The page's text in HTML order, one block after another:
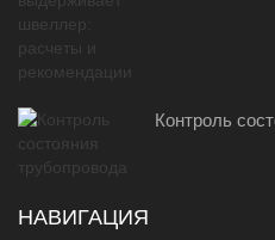
Контроль
НАВИГАЦИЯ